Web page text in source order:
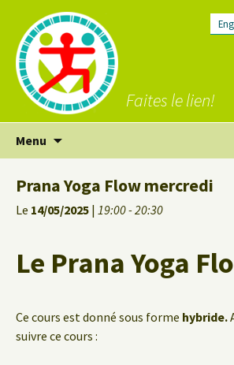
Faites le lien!
Menu
Prana Yoga Flow mercredi
Le 14/05/2025 | 19:00 - 20:30
Le Prana Yoga
Ce cours est donné sous forme hybride.
suivre ce cours :